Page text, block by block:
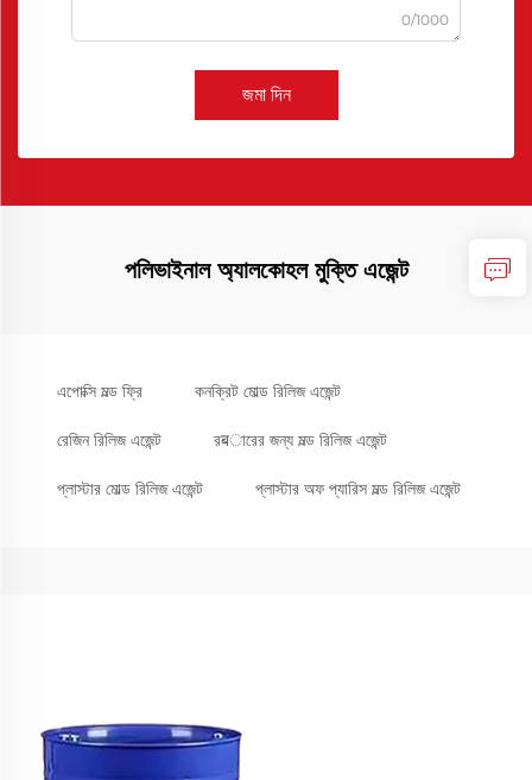
0/1000
জমা দিন
পলিভাইনাল অ্যালকোহল মুক্তি এজেন্ট
এপোক্সি মল্ড ফ্রি কনক্রিট মোল্ড রিলিজ এজেন্ট
রেজিন রিলিজ এজেন্ট রबারের জন্য মল্ড রিলিজ এজেন্ট
প্লাস্টার মোল্ড রিলিজ এজেন্ট প্লাস্টার অফ প্যারিস মল্ড রিলিজ এজেন্ট